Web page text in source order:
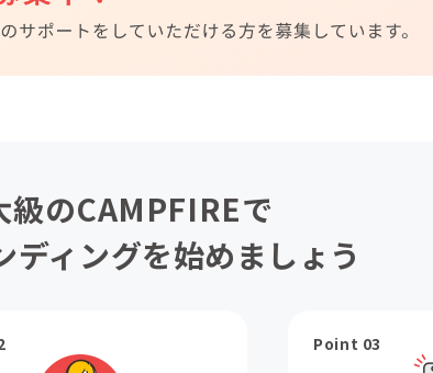
級のCAMPFIREで
ディングを始めましょう
Point 03